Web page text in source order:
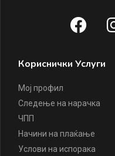
Кориснички Услуги
Мој профил
Следење на нарачка
ЧПП
Начини на плаќање
Услови на испорака